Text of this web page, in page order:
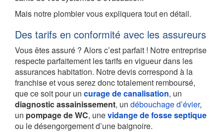
Mais notre plombier vous expliquera tout en détail.
Des tarifs en conformité avec les assureurs
Vous êtes assuré ? Alors c’est parfait ! Notre entreprise
respecte parfaitement les tarifs en vigueur dans les
assurances habitation. Notre devis correspond à la
franchise et vous serez donc totalement remboursé,
que ce soit pour un curage de canalisation, un
diagnostic assainissement, un débouchage d’évier,
un pompage de WC, unevidange de fosse septique
ou le désengorgement d’une baignoire.